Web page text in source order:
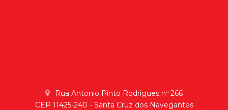
Rua Antonio Pinto Rodrigues nº 266
CEP 11425-240 - Santa Cruz dos Navegantes